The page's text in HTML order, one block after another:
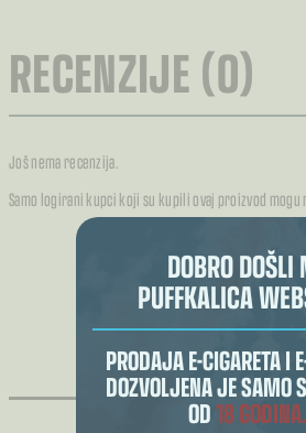
DOBRO DOŠLI
PUFFKALICA
PRODAJA E-CIGARETA I
DOZVOLJENA JE SAMO
OD18 GODINA.
RECENZIJE (0)
Još nema recenzija.
Samo logirani kupci koji su kupili ovaj proizvod
POVEZANI